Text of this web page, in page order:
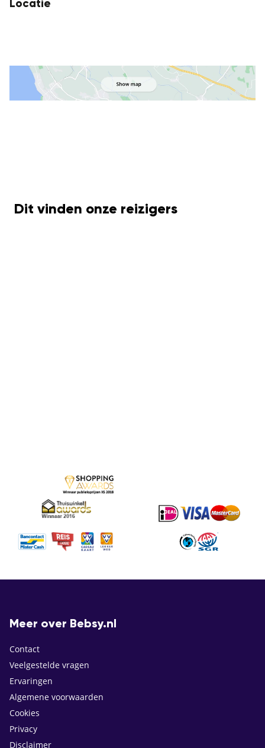
Locatie
Dit vinden onze reizigers
Meer over Bebsy.nl
Contact
Veelgestelde vragen
Ervaringen
Algemene voorwaarden
Cookies
Privacy
Disclaimer